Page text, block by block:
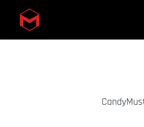
Skip to main content